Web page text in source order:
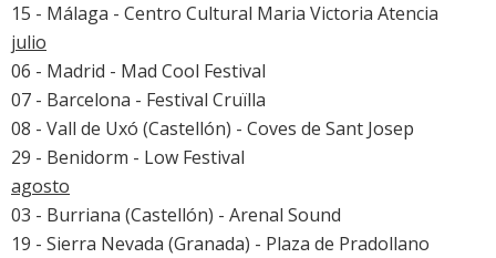
15 - Málaga - Centro Cultural Maria Victoria Atencia
julio
06 - Madrid - Mad Cool Festival
07 - Barcelona - Festival Cruïlla
08 - Vall de Uxó (Castellón) - Coves de Sant Josep
29 - Benidorm - Low Festival
agosto
03 - Burriana (Castellón) - Arenal Sound
19 - Sierra Nevada (Granada) - Plaza de Pradollano